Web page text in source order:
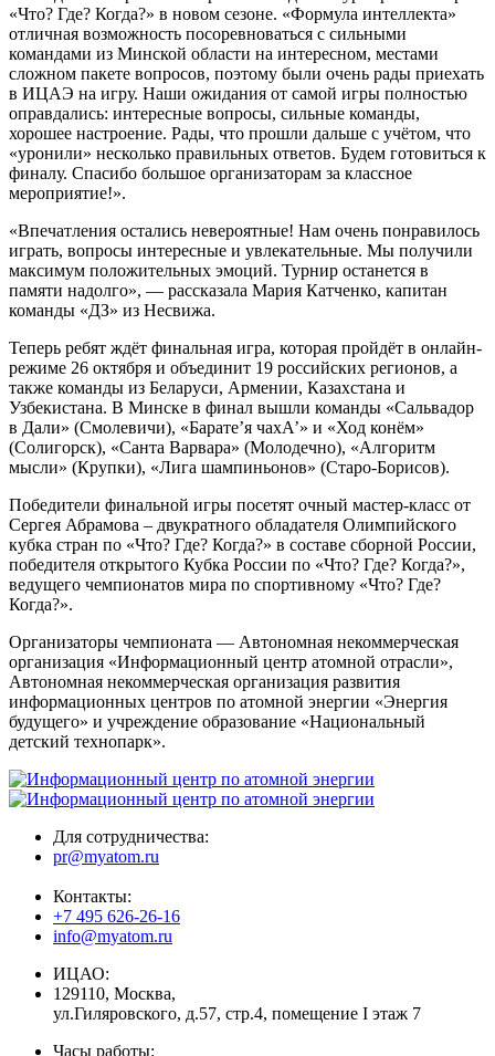
«Что? Где? Когда?» в новом сезоне. «Формула интеллекта»
отличная возможность посоревноваться с сильными
командами из Минской области на интересном, местами
сложном пакете вопросов, поэтому были очень рады приехать
в ИЦАЭ на игру. Наши ожидания от самой игры полностью
оправдались: интересные вопросы, сильные команды,
хорошее настроение. Рады, что прошли дальше с учётом, что
«уронили» несколько правильных ответов. Будем готовиться к
финалу. Спасибо большое организаторам за классное
мероприятие!».
«Впечатления остались невероятные! Нам очень понравилось
играть, вопросы интересные и увлекательные. Мы получили
максимум положительных эмоций. Турнир останется в
памяти надолго», — рассказала Мария Катченко, капитан
команды «ДЗ» из Несвижа.
Теперь ребят ждёт финальная игра, которая пройдёт в онлайн-
режиме 26 октября и объединит 19 российских регионов, а
также команды из Беларуси, Армении, Казахстана и
Узбекистана. В Минске в финал вышли команды «Сальвадор
в Дали» (Смолевичи), «Барате’я чахА’» и «Ход конём»
(Солигорск), «Санта Варвара» (Молодечно), «Алгоритм
мысли» (Крупки), «Лига шампиньонов» (Старо-Борисов).
Победители финальной игры посетят очный мастер-класс от
Сергея Абрамова – двукратного обладателя Олимпийского
кубка стран по «Что? Где? Когда?» в составе сборной России,
победителя открытого Кубка России по «Что? Где? Когда?»,
ведущего чемпионатов мира по спортивному «Что? Где?
Когда?».
Организаторы чемпионата — Автономная некоммерческая
организация «Информационный центр атомной отрасли»,
Автономная некоммерческая организация развития
информационных центров по атомной энергии «Энергия
будущего» и учреждение образование «Национальный
детский технопарк».
Для сотрудничества:
pr@myatom.ru
Контакты:
+7 495 626-26-16
info@myatom.ru
ИЦАО:
129110, Москва,
ул.Гиляровского, д.57, стр.4, помещение I этаж 7
Часы работы: